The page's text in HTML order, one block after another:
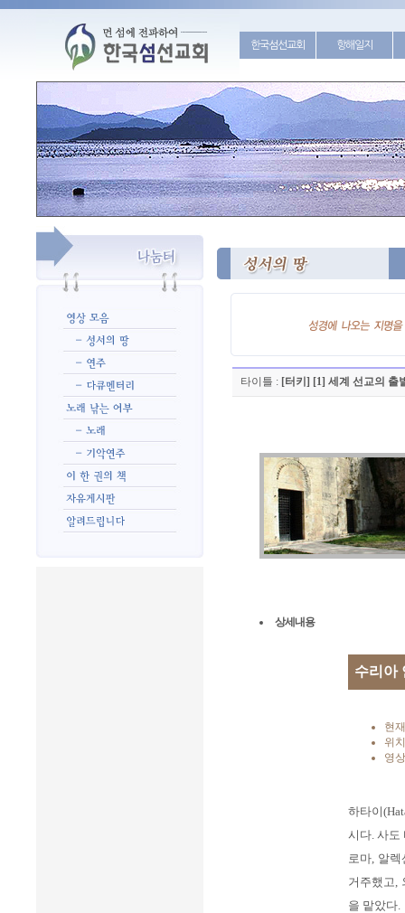
한국섬선교회 항해일지
타이틀 : [터키] [1] 세계 선교의 출
상세내용
수리아
현
위
영
하타이
시다. 사도
로마, 알
거주했고,
을 맡았다.